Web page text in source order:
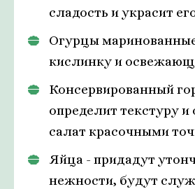
сладость и украсит
Огурцы
кислинку и
Консервированный
определит текстуру и
салат красочными
Яйца - придадут
нежности, будут